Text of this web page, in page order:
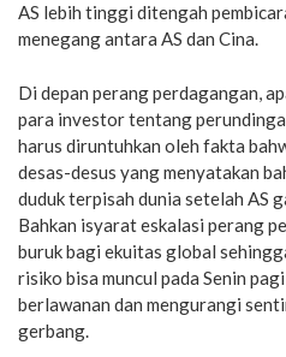
AS lebih tinggi ditengah
menegang antara AS dan Cina.
Di depan perang perdagangan,
para investor tentang
harus diruntuhkan oleh fakta
desas-desus yang menyatakan
duduk terpisah dunia setelah AS
Bahkan isyarat eskalasi perang
buruk bagi ekuitas global
risiko bisa muncul pada Senin
berlawanan dan mengurangi
gerbang.